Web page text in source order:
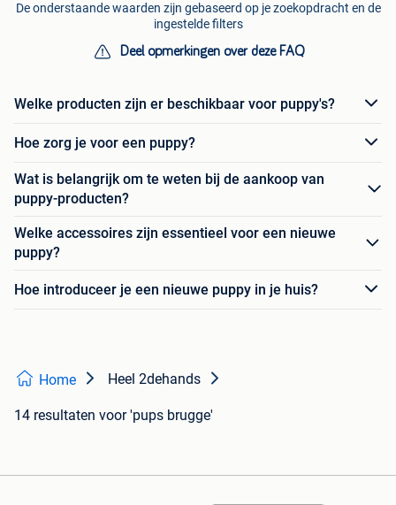
De onderstaande waarden zijn gebaseerd op je zoekopdracht en de
ingestelde filters
Deel opmerkingen over deze FAQ
Welke producten zijn er beschikbaar voor puppy's?
Hoe zorg je voor een puppy?
Wat is belangrijk om te weten bij de aankoop van
puppy-producten?
Welke accessoires zijn essentieel voor een nieuwe
puppy?
Hoe introduceer je een nieuwe puppy in je huis?
Home Heel 2dehands
14 resultaten voor 'pups brugge'